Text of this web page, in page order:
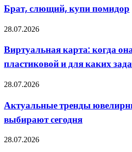
купи
помидор
Брат, слющий, купи помидор
Виртуальная
когда
она
удобнее
и
задач
подходит
28.07.2026
Виртуальная карта: когда
пластиковой и для каких
Актуальные
ювелирных
украшений:
что
сегодня
28.07.2026
Актуальные тренды
выбирают сегодня
Что
28.07.2026